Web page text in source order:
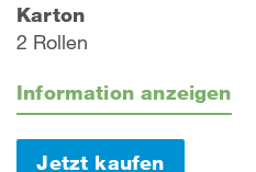
Karton
2 Rollen
Information anzeigen
Jetzt kaufen